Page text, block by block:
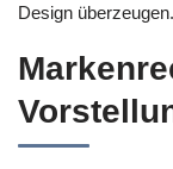
Design überzeugen.